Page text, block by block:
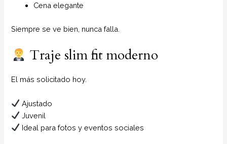
Cena elegante
Siempre se ve bien, nunca falla.
Traje slim fit moderno
El más solicitado hoy.
Ajustado
Juvenil
Ideal para fotos y eventos sociales